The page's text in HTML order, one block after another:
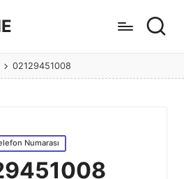
02129451008
Numarası